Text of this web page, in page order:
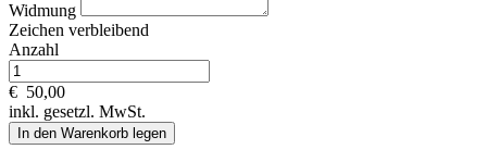
Widmung
Zeichen verbleibend
Anzahl
€ 50,00
inkl. gesetzl. MwSt.
In den Warenkorb legen